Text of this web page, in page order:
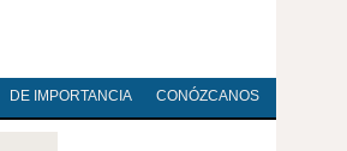
DE IMPORTANCIA CONÓZCANOS